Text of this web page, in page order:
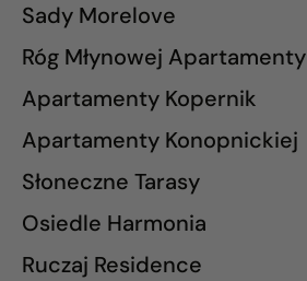
Sady Morelove
Róg Młynowej Apartamenty
Apartamenty Kopernik
Apartamenty Konopnickiej
Słoneczne Tarasy
Osiedle Harmonia
Ruczaj Residence